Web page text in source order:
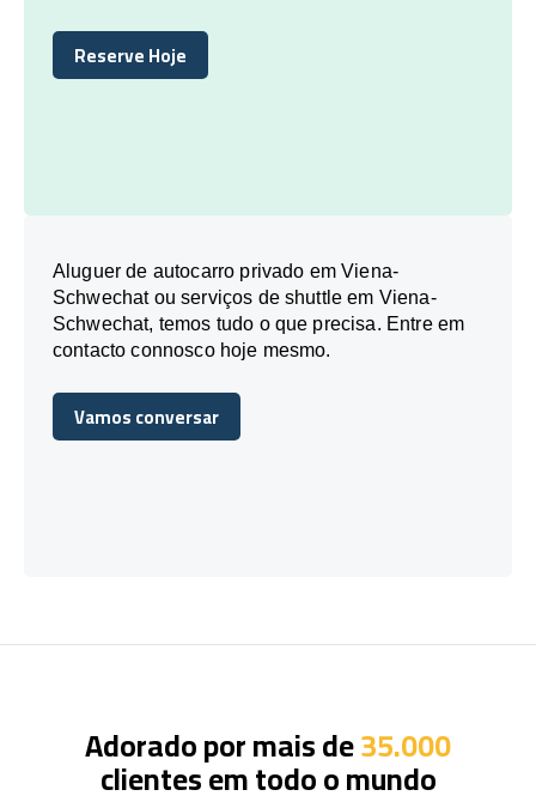
Reserve Hoje
Reserve Hoje
Aluguer de autocarro privado em Viena-
Schwechat ou serviços de shuttle em Viena-
Schwechat, temos tudo o que precisa. Entre em
contacto connosco hoje mesmo.
Vamos conversar
Vamos conversar
Adorado por mais de35.000
clientes em todo o mundo